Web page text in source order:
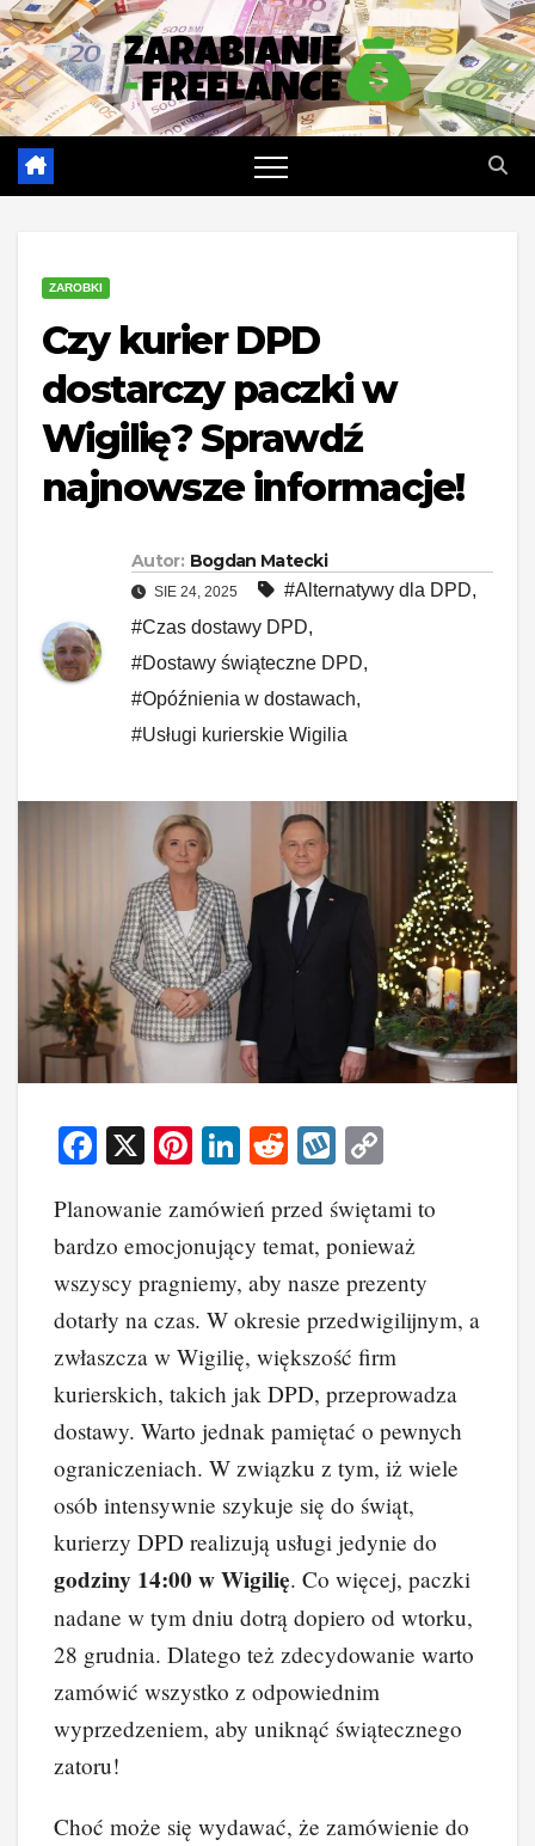
Skip
to
content
ZAROBKI
Czy kurier DPD
dostarczy paczki w
Wigilię? Sprawdź
najnowsze informacje!
Autor: Bogdan Matecki
SIE 24, 2025 #Alternatywy dla DPD,
#Czas dostawy DPD,
#Dostawy świąteczne DPD,
#Opóźnienia w dostawach,
#Usługi kurierskie Wigilia
F
c
e
b
o
o
k
X
Pi
er
e
st
Li
k
e
dI
n
R
d
di
t
W
o
p
p
y
Li
n
k
Planowanie zamówień przed świętami to
bardzo emocjonujący temat, ponieważ
wszyscy pragniemy, aby nasze prezenty
dotarły na czas. W okresie przedwigilijnym, a
zwłaszcza w Wigilię, większość firm
kurierskich, takich jak DPD, przeprowadza
dostawy. Warto jednak pamiętać o pewnych
ograniczeniach. W związku z tym, iż wiele
osób intensywnie szykuje się do świąt,
kurierzy DPD realizują usługi jedynie do
godziny 14:00 w Wigilię. Co więcej, paczki
nadane w tym dniu dotrą dopiero od wtorku,
28 grudnia. Dlatego też zdecydowanie warto
zamówić wszystko z odpowiednim
wyprzedzeniem, aby uniknąć świątecznego
zatoru!
Choć może się wydawać, że zamówienie do